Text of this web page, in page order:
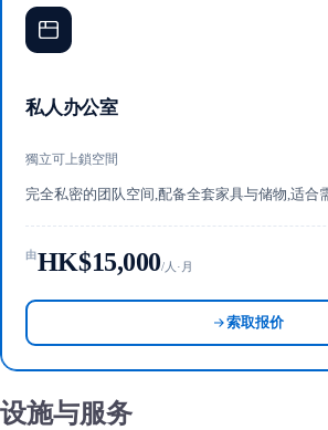
私人办公室
獨立可上鎖空間
完全私密的团队空间,配备全套家具与储物,适合
由HK$15,000/人·月
索取报价
设施与服务